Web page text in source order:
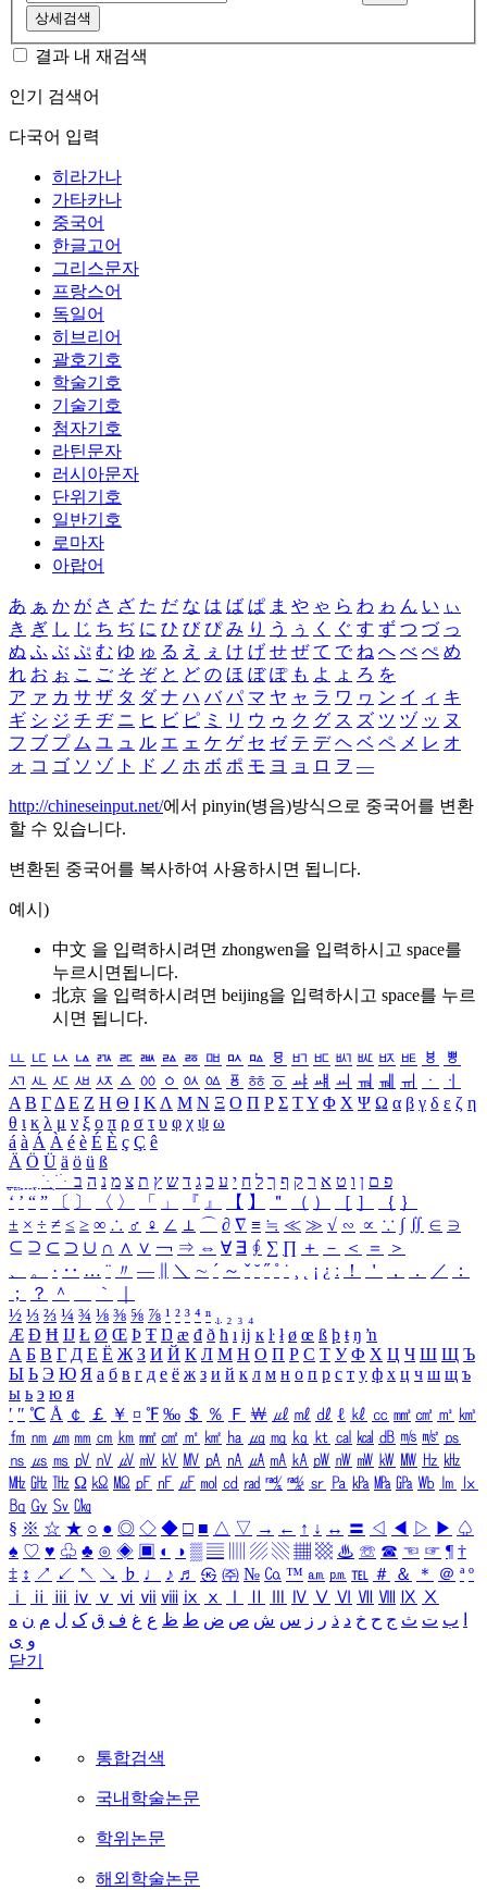
상세검색
결과 내 재검색
인기 검색어
다국어 입력
히라가나
가타카나
중국어
한글고어
그리스문자
프랑스어
독일어
히브리어
괄호기호
학술기호
기술기호
첨자기호
라틴문자
러시아문자
단위기호
일반기호
로마자
아랍어
あ ぁ か が さ ざ た だ な は ば ぱ ま や ゃ ら わ ゎ ん い ぃ
き ぎ し じ ち ぢ に ひ び ぴ み り う ぅ く ぐ す ず つ づ っ
ぬ ふ ぶ ぷ む ゆ ゅ る え ぇ け げ せ ぜ て で ね へ べ ぺ め
れ お ぉ こ ご そ ぞ と ど の ほ ぼ ぽ も よ ょ ろ を
ア ァ カ サ ザ タ ダ ナ ハ バ パ マ ヤ ャ ラ ワ ヮ ン イ ィ キ
ギ シ ジ チ ヂ ニ ヒ ビ ピ ミ リ ウ ゥ ク グ ス ズ ツ ヅ ッ ヌ
フ ブ プ ム ユ ュ ル エ ェ ケ ゲ セ ゼ テ デ ヘ ベ ペ メ レ オ
ォ コ ゴ ソ ゾ ト ド ノ ホ ボ ポ モ ヨ ョ ロ ヲ ―
http://chineseinput.net/에서 pinyin(병음)방식으로 중국어를 변환
할 수 있습니다.
변환된 중국어를 복사하여 사용하시면 됩니다.
예시)
中文 을 입력하시려면 zhongwen을 입력하시고 space를
누르시면됩니다.
北京 을 입력하시려면 beijing을 입력하시고 space를 누르
시면 됩니다.
ㅥ ㅦ ㅧ ㅨ ㅩ ㅪ ㅫ ㅬ ㅭ ㅮ ㅯ ㅰ ㅱ ㅲ ㅳ ㅴ ㅵ ㅶ ㅷ ㅸ
ㅹ
ㅺ ㅻ ㅼ ㅽ ㅾ ㅿ ㆀ ㆁ ㆂ ㆃ ㆄ ㆅ ㆆ ㆇ ㆈ ㆉ ㆊ ㆋ ㆌ ㆍ
ㆎ
Α Β ΓΔ Ε Ζ Η Θ Ι ΚΛ Μ Ν Ξ Ο Π Ρ Σ ΤΥ Φ Χ Ψ Ω α β γ δ ε ζ η
θ ι κ λ μ ν ξ ο π ρ σ τ υ φ χ ψ ω
á à Á À é è É È ç Ç ê
Ä Ö Ü ä ö ü ß
ִֶֹ ֻּ ׁׂ פ ם ן ו ט א ר ק ף ך ל ח י ע כ ג ד ש ץ ת צ מ נ ה ב
‘ ’ “ ” 〔 〕 〈 〉 「 」 『 』 【 】 ＂ （ ） ［ ］ ｛ ｝
± × ÷ ≠ ≤ ≥ ∞ ∴ ♂ ♀ ∠ ⊥ ⌒ ∂ ∇ ≡ ≒ ≪ ≫ √ ∽ ∝ ∵ ∫ ∬ ∈ ∋
⊆ ⊇ ⊂ ⊃ ∪ ∩ ∧ ∨ ￢ ⇒ ⇔ ∀ ∃ ∮ ∑ ∏ ＋ － ＜ ＝
＞
、
。 · ‥ … ¨ 〃 ― ＼ ∼ ´ ～ ˇ ˘ ˝ ˚ ˙ ¸ ¡ ¿ ː ！ ＇ ， ． ／
：
；
？ ＾ ｀
½ ⅓ ⅔ ¼ ¾ ⅛ ⅜ ⅝ ⅞ ¹ ² ³ ⁴ ⁿ ₁ ₂ ₃ ₄
Æ Ð Ħ Ĳ Ł Ø Œ Þ Ŧ Ŋ æ đ ð ħ ı ĳ ĸ ŀ ł ø œ ß þ ŧ ŋ ŉ
А Б В Г Д Е Ё Ж З И Й К Л М Н О П Р С Т У Ф Х Ц Ч Ш Щ Ъ
Ы Ь Э Ю Я а б в г д е ё ж з и й к л м н о п р с т у ф х ц ч ш щ ъ
ы ь э ю я
′ ″ ℃ Å ￠ ￡ ￥ ¤ ℉ ‰ ＄ ％ Ｆ ￦ ㎕ ㎖ ㎗ ℓ ㎘ ㏄ ㎣ ㎤ ㎥ ㎦
㎙ ㎚ ㎛ ㎜ ㎝ ㎞ ㎟ ㎠ ㎡ ㎢ ㏊ ㎍ ㎎ ㎏ ㏏ ㎈ ㎉ ㏈ ㎧ ㎨ ㎰
㎱ ㎲ ㎳ ㎴ ㎵ ㎶ ㎷ ㎸ ㎹ ㎀ ㎁ ㎂ ㎃ ㎄ ㎺ ㎻ ㎽ ㎾ ㎿ ㎐ ㎑
㎒ ㎓ ㎔ Ω ㏀ ㏁ ㎊ ㎋ ㎌ ㏖ ㏅ ㎭ ㎮ ㎯ ㏛ ㎩ ㎪ ㎫ ㎬ ㏝ ㏐
㏓
㏃ ㏉ ㏜ ㏆
§ ※ ☆ ★ ○ ● ◎ ◇ ◆ □ ■ △ ▽ → ← ↑ ↓ ↔ 〓 ◁ ◀ ▷ ▶ ♤
♠ ♡ ♥ ♧ ♣ ⊙ ◈ ▣ ◐ ◑ ▒ ▤ ▨ ▧ ▦ ▩ ♨ ☏ ☎ ☜ ☞ ¶ †
‡ ↕ ↗ ↙ ↖ ↘ ♭ ♩ ♪ ♬ ㉿ ㈜ № ㏇ ™ ㏂ ㏘ ℡ ＃ ＆ ＊ ＠ ª º
ⅰ
ⅱ ⅲ ⅳ ⅴ ⅵ ⅶ ⅷ ⅸ ⅹ Ⅳ Ⅴ Ⅵ Ⅶ Ⅷ Ⅸ Ⅹ
ب ت ث ج ح خ د ذ ر ز س ش ص ض ط ظ ع غ ف ق ک ل م ن ه
و ی
닫기
통합검색
국내학술논문
학위논문
해외학술논문